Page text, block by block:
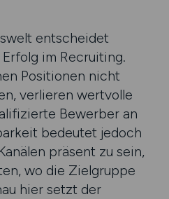
entscheidet
im Recruiting.
Positionen nicht
verlieren wertvolle
Bewerber an
bedeutet jedoch
präsent zu sein,
wo die Zielgruppe
hier setzt der